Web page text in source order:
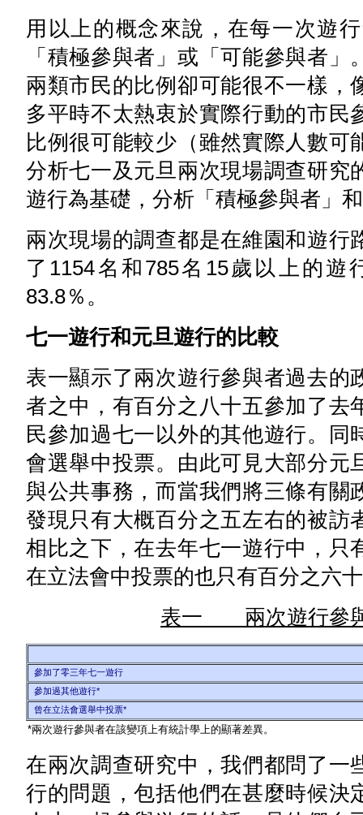
用以上的概念來說，在每一次遊
「積極參與者」或「可能參與者
兩類市民的比例卻可能很不一樣，
多平時不太熱衷於實際行動的市民
比例很可能較少（雖然實際人數
分析七一及元旦兩次現場調查研究
遊行為基礎，分析「積極參與者」
兩次現場的調查都是在維園和遊行
了1154名和785名15歲以上的
83.8％。
七一遊行和元旦遊行的比較
表一顯示了兩次遊行參與者過去的
者之中，有百分之八十五參加了去
民參加過七一以外的其他遊行。
會選舉中投票。由此可見大部分元
與公共事務，而當我們將三條有關
發現只有大概百分之五左右的被訪
相比之下，在去年七一遊行中，只
在立法會中投票的也只有百分之六
表一 兩次遊行參與
參加了零三年七一遊行
參加過其他遊行*
曾在立法會選舉中投票*
*兩次遊行參與者在該變項上有統計學上的顯著差異。
在兩次調查研究中，我們都問了一
行的問題，包括他們在甚麼時候決